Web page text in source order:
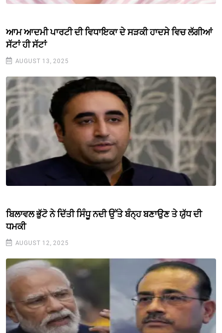
ਆਮ ਆਦਮੀ ਪਾਰਟੀ ਦੀ ਵਿਧਾਇਕਾ ਦੇ ਸੜਕੀ ਹਾਦਸੇ ਵਿਚ ਲੱਗੀਆਂ
ਸੱਟਾਂ ਹੀ ਸੱਟਾਂ
AUGUST 13, 2025
ਬਿਲਾਵਲ ਭੁੱਟੋ ਨੇ ਦਿੱਤੀ ਸਿੰਧੂ ਨਦੀ ਉੱਤੇ ਬੰਨ੍ਹ ਬਣਾਉਣ ਤੇ ਯੁੱਧ ਦੀ
ਧਮਕੀ
AUGUST 12, 2025